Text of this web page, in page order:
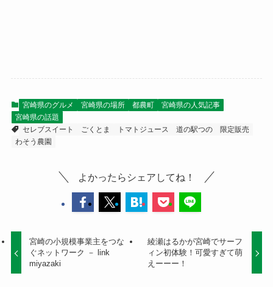
宮崎県のグルメ 宮崎県の場所 都農町
宮崎県の人気記事
宮崎県の話題
セレブスイート
ごくとま トマトジュース 道の駅つの
限定販売
わそう農園
よかったらシェアしてね！
宮崎の小規模事業主をつな
ぐネットワーク － link
miyazaki
綾瀬はるかが宮崎でサーフ
ィン初体験！可愛すぎて萌
えーーー！